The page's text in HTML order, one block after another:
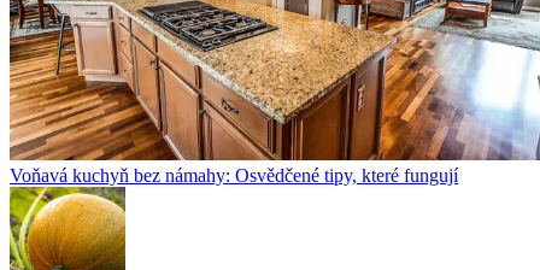
Voňavá kuchyň bez námahy: Osvědčené tipy, které fungují